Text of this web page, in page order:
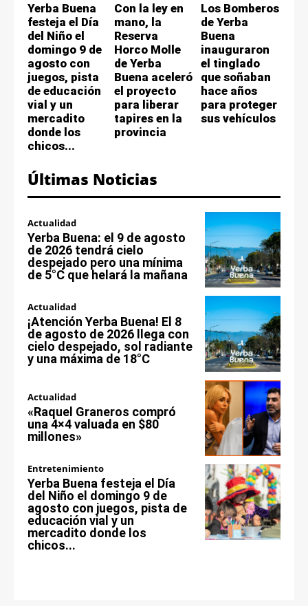
Yerba Buena
festeja el Día
del Niño el
domingo 9 de
agosto con
juegos, pista
de educación
vial y un
mercadito
donde los
chicos...
Con la ley en
mano, la
Reserva
Horco Molle
de Yerba
Buena aceleró
el proyecto
para liberar
tapires en la
provincia
Los Bomberos
de Yerba
Buena
inauguraron
el tinglado
que soñaban
hace años
para proteger
sus vehículos
Últimas Noticias
Actualidad
Yerba Buena: el 9 de agosto
de 2026 tendrá cielo
despejado pero una mínima
de 5°C que helará la mañana
Actualidad
¡Atención Yerba Buena! El 8
de agosto de 2026 llega con
cielo despejado, sol radiante
y una máxima de 18°C
Actualidad
«Raquel Graneros compró
una 4×4 valuada en $80
millones»
Entretenimiento
Yerba Buena festeja el Día
del Niño el domingo 9 de
agosto con juegos, pista de
educación vial y un
mercadito donde los
chicos...